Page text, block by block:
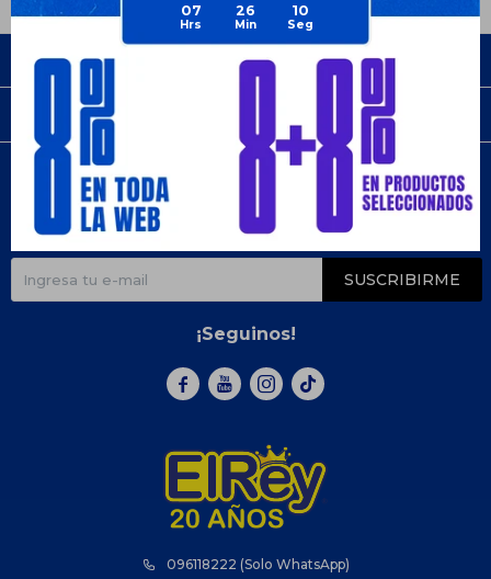
07 26 10
096118222 (Solo WhatsApp)
Empresa
Compra
¡Suscribite y recibí todas nuestras novedades!
SUSCRIBIRME
¡Seguinos!
  